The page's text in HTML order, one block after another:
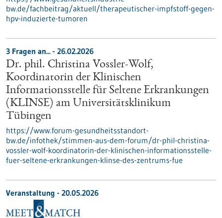
bw.de/fachbeitrag/aktuell/therapeutischer-impfstoff-gegen-
hpv-induzierte-tumoren
3 Fragen an... - 26.02.2026
Dr. phil. Christina Vossler-Wolf,
Koordinatorin der Klinischen
Informationsstelle für Seltene Erkrankungen
(KLINSE) am Universitätsklinikum
Tübingen
https://www.forum-gesundheitsstandort-
bw.de/infothek/stimmen-aus-dem-forum/dr-phil-christina-
vossler-wolf-koordinatorin-der-klinischen-informationsstelle-
fuer-seltene-erkrankungen-klinse-des-zentrums-fue
Veranstaltung - 20.05.2026